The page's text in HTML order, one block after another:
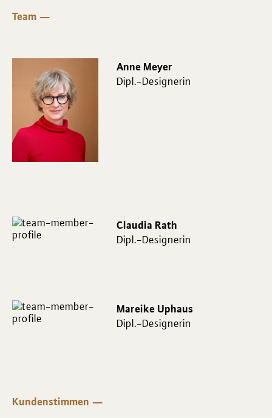
Team
Anne Meyer
Dipl.-Designerin
Claudia Rath
Dipl.-Designerin
Mareike Uphaus
Dipl.-Designerin
Kundenstimmen